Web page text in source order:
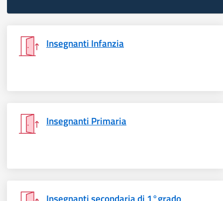
Insegnanti Infanzia
Insegnanti Primaria